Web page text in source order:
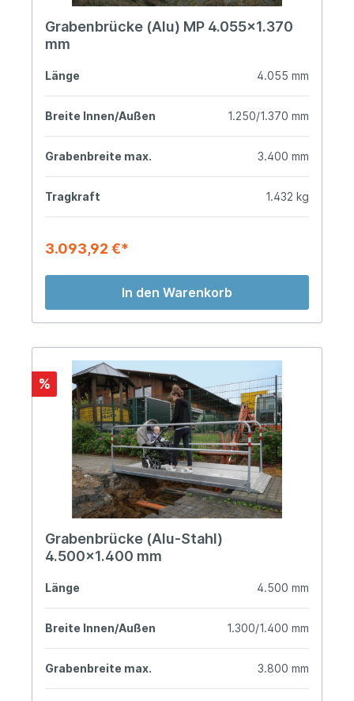
Grabenbrücke (Alu) MP 4.055x1.370
mm
Länge 4.055 mm
Breite Innen/Außen 1.250/1.370 mm
Grabenbreite max. 3.400 mm
Tragkraft 1.432 kg
3.093,92 €*
In den Warenkorb
%
Grabenbrücke (Alu-Stahl)
4.500x1.400 mm
Länge 4.500 mm
Breite Innen/Außen 1.300/1.400 mm
Grabenbreite max. 3.800 mm